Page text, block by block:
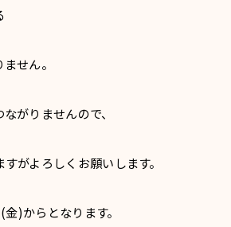
せん。
がりませんので、
がよろしくお願いします。
)からとなります。